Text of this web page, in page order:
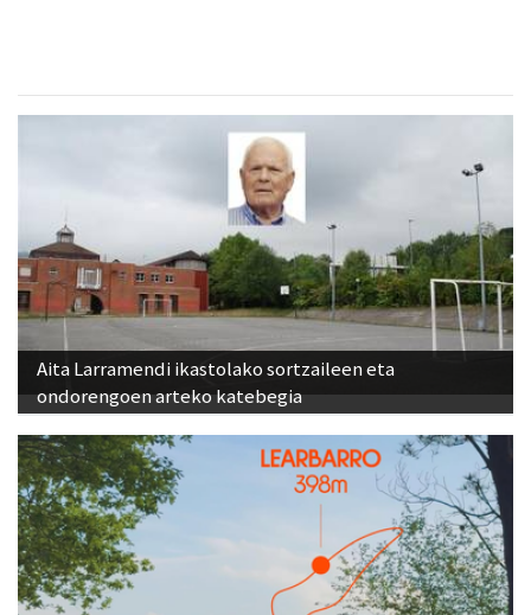
Aita Larramendi ikastolako sortzaileen eta
ondorengoen arteko katebegia